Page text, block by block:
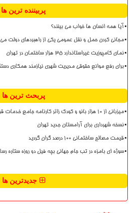
پربیننده ترین ها
آیا همه انسان ها خواب می بینند؟
مجانی کردن حمل و نقل عمومی یکی از راهبردهای دولت
نمای کامپوزیت غیراستاندارد ۳۵ هزار ساختمان در تهران
برای رفع موانع حقوقی مدیریت شهری نیازمند همکاری
پربحث ترین ها
میزبانی از ۱۰ هزار بانو و کودک زائر کارنامه جامع خدمات قرارگاه زینبیه
نسخه شهرداری برای آرامستان جدید تهران
قیمت مصالح ساختمانی ۱۰۰ درصد گران گردید
سوژه ای بامزه در تب جام جهانی بچه فیل دو روزه ستاره
جدیدترین ها